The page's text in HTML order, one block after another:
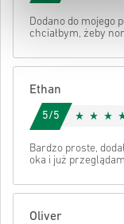
• Wpisz swój adres
• Wybierz
kodu.
W przypadku
więcej niż jeden
Anuluj
Dodano do mojego
chciałbym, żeby
Ethan
5/5
Bardzo proste,
oka i już
Oliver